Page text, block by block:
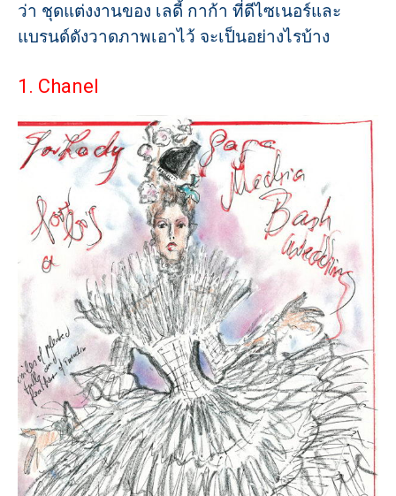
ว่า ชุดแต่งงานของ เลดี้ กาก้า ที่ดีไซเนอร์และ
แบรนด์ดังวาดภาพเอาไว้ จะเป็นอย่างไรบ้าง
1. Chanel